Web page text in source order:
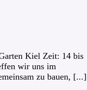
Kiel Zeit: 14 bis
wir uns im
zu bauen, [...]